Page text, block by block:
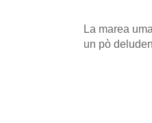
La marea
un pò